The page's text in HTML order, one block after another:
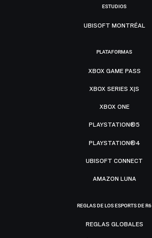
ESTUDIOS
UBISOFT MONTRÉAL
PLATAFORMAS
XBOX GAME PASS
XBOX SERIES X|S
XBOX ONE
PLAYSTATION®5
PLAYSTATION®4
UBISOFT CONNECT
AMAZON LUNA
REGLAS DE LOS ESPORTS DE R6
REGLAS GLOBALES